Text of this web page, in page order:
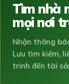
Tìm nhà
mọi nơi
Nhận thông
Lưu tìm kiếm,
trình đến tài